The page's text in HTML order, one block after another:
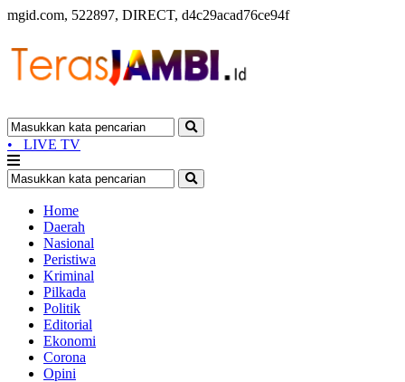
mgid.com, 522897, DIRECT, d4c29acad76ce94f
• LIVE TV
Home
Daerah
Nasional
Peristiwa
Kriminal
Pilkada
Politik
Editorial
Ekonomi
Corona
Opini